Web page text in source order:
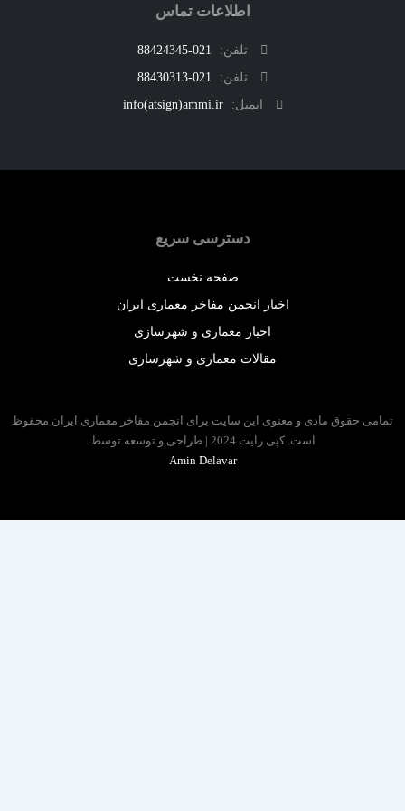
اطلاعات تماس
تلفن:
021-88424345
تلفن:
021-88430313
ایمیل:
info(atsign)ammi.ir
دسترسی سریع
صفحه نخست
اخبار انجمن مفاخر معماری ایران
اخبار معماری و شهرسازی
مقالات معماری و شهرسازی
حقوق مادی و معنوی این سایت برای انجمن مفاخر معماری ایران محفوظ
است. کپی رایت 2024 | طراحی و توسعه توسط
Amin Delavar